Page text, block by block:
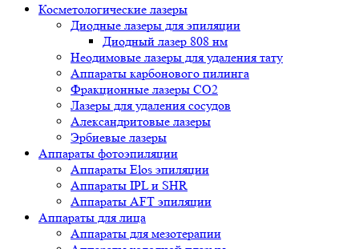
Косметологические лазеры
Диодные лазеры для эпиляции
Диодный лазер 808 нм
Неодимовые лазеры для удаления тату
Аппараты карбонового пилинга
Фракционные лазеры CO2
Лазеры для удаления сосудов
Александритовые лазеры
Эрбиевые лазеры
Аппараты фотоэпиляции
Аппараты Elos эпиляции
Аппараты IPL и SHR
Аппараты AFT эпиляции
Аппараты для лица
Аппараты для мезотерапии